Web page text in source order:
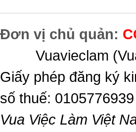
Đơn vị chủ quản:
Vuavieclam
Giấy phép đăng ký
số thuế:
Vua Việc Làm Việt